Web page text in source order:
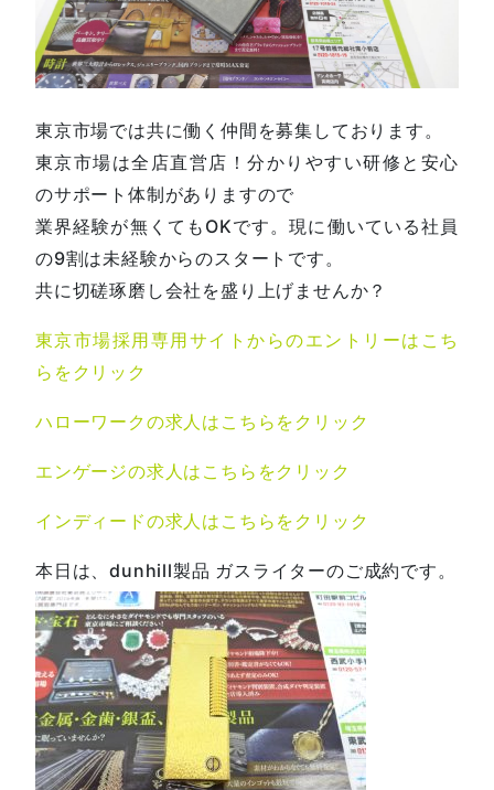
東京市場では共に働く仲間を募集しております。
東京市場は全店直営店！分かりやすい研修と安心
のサポート体制がありますので
業界経験が無くてもOKです。現に働いている社員
の9割は未経験からのスタートです。
共に切磋琢磨し会社を盛り上げませんか？
東京市場採用専用サイトからのエントリーはこち
らをクリック
ハローワークの求人はこちらをクリック
エンゲージの求人はこちらをクリック
インディードの求人はこちらをクリック
本日は、dunhill製品 ガスライターのご成約です。